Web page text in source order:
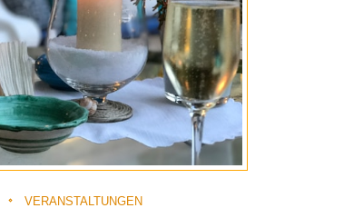
VERANSTALTUNGEN